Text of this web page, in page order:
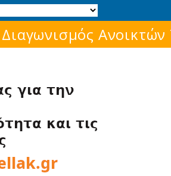
Μάθε για το